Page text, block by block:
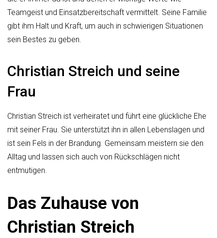
Teamgeist und Einsatzbereitschaft vermittelt. Seine Familie
gibt ihm Halt und Kraft, um auch in schwierigen Situationen
sein Bestes zu geben.
Christian Streich und seine
Frau
Christian Streich ist verheiratet und führt eine glückliche Ehe
mit seiner Frau. Sie unterstützt ihn in allen Lebenslagen und
ist sein Fels in der Brandung. Gemeinsam meistern sie den
Alltag und lassen sich auch von Rückschlägen nicht
entmutigen.
Das Zuhause von
Christian Streich